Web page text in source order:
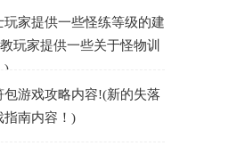
玩家提供一些怪练等级的建
玩家提供一些关于怪物训
)
包游戏攻略内容!(新的失落
指南内容！)